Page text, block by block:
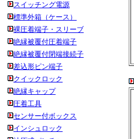
スイッチング電源
標準外箱（ケース）
裸圧着端子・スリーブ
絶縁被覆付圧着端子
絶縁被覆付閉端接続子
差込形ピン端子
クイックロック
絶縁キャップ
圧着工具
センサー付ボックス
インシュロック